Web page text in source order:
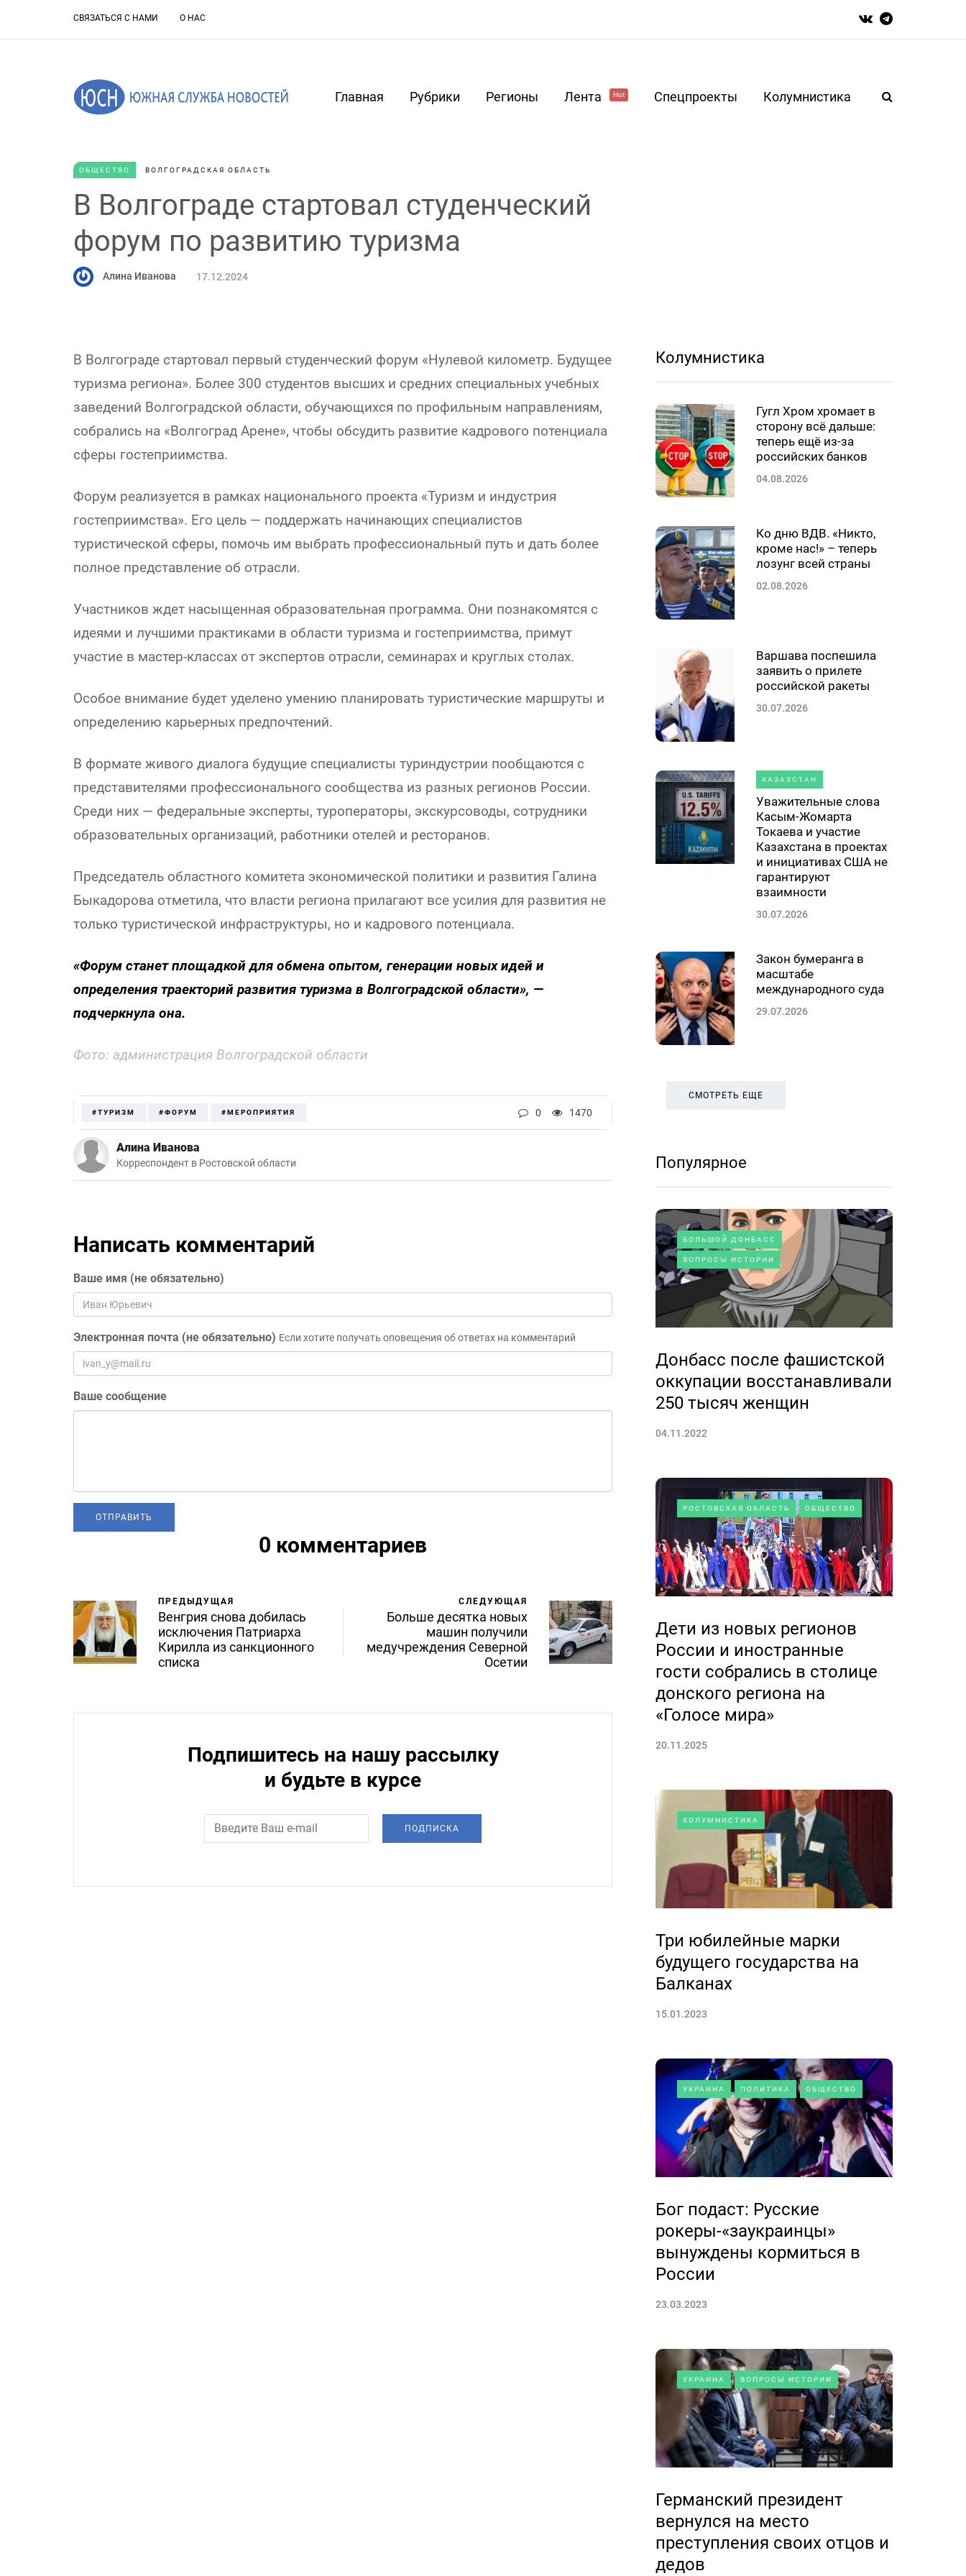
СВЯЗАТЬСЯ С НАМИ О НАС
Главная Рубрики Регионы Лента Hot Спецпроекты Колумнистика
ОБЩЕСТВО ВОЛГОГРАДСКАЯ ОБЛАСТЬ
В Волгограде стартовал студенческий
форум по развитию туризма
Алина Иванова 17.12.2024
В Волгограде стартовал первый студенческий форум «Нулевой километр. Будущее
туризма региона». Более 300 студентов высших и средних специальных учебных
заведений Волгоградской области, обучающихся по профильным направлениям,
собрались на «Волгоград Арене», чтобы обсудить развитие кадрового потенциала
сферы гостеприимства.
Форум реализуется в рамках национального проекта «Туризм и индустрия
гостеприимства». Его цель — поддержать начинающих специалистов
туристической сферы, помочь им выбрать профессиональный путь и дать более
полное представление об отрасли.
Участников ждет насыщенная образовательная программа. Они познакомятся с
идеями и лучшими практиками в области туризма и гостеприимства, примут
участие в мастер-классах от экспертов отрасли, семинарах и круглых столах.
Особое внимание будет уделено умению планировать туристические маршруты и
определению карьерных предпочтений.
В формате живого диалога будущие специалисты туриндустрии пообщаются с
представителями профессионального сообщества из разных регионов России.
Среди них — федеральные эксперты, туроператоры, экскурсоводы, сотрудники
образовательных организаций, работники отелей и ресторанов.
Председатель областного комитета экономической политики и развития Галина
Быкадорова отметила, что власти региона прилагают все усилия для развития не
только туристической инфраструктуры, но и кадрового потенциала.
«Форум станет площадкой для обмена опытом, генерации новых идей и
определения траекторий развития туризма в Волгоградской области», —
подчеркнула она.
Фото: администрация Волгоградской области
#ТУРИЗМ #ФОРУМ #МЕРОПРИЯТИЯ 0 1470
Алина Иванова
Корреспондент в Ростовской области
Написать комментарий
Ваше имя (не обязательно)
Электронная почта (не обязательно) Если хотите получать оповещения об ответах на комментарий
Ваше сообщение
0 комментариев
ПРЕДЫДУЩАЯ
Венгрия снова добилась
исключения Патриарха
Кирилла из санкционного
списка
СЛЕДУЮЩАЯ
Больше десятка новых
машин получили
медучреждения Северной
Осетии
Подпишитесь на нашу рассылку
и будьте в курсе
ПОДПИСКА
Колумнистика
Гугл Хром хромает в
сторону всё дальше:
теперь ещё из-за
российских банков
04.08.2026
Ко дню ВДВ. «Никто,
кроме нас!» – теперь
лозунг всей страны
02.08.2026
Варшава поспешила
заявить о прилете
российской ракеты
30.07.2026
КАЗАХСТАН
Уважительные слова
Касым-Жомарта
Токаева и участие
Казахстана в проектах
и инициативах США не
гарантируют
взаимности
30.07.2026
Закон бумеранга в
масштабе
международного суда
29.07.2026
СМОТРЕТЬ ЕЩЕ
Популярное
БОЛЬШОЙ ДОНБАСС
ВОПРОСЫ ИСТОРИИ
Донбасс после фашистской
оккупации восстанавливали
250 тысяч женщин
04.11.2022
РОСТОВСКАЯ ОБЛАСТЬ ОБЩЕСТВО
Дети из новых регионов
России и иностранные
гости собрались в столице
донского региона на
«Голосе мира»
20.11.2025
КОЛУМНИСТИКА
Три юбилейные марки
будущего государства на
Балканах
15.01.2023
УКРАИНА ПОЛИТИКА ОБЩЕСТВО
Бог подаст: Русские
рокеры-«заукраинцы»
вынуждены кормиться в
России
23.03.2023
УКРАИНА ВОПРОСЫ ИСТОРИИ
Германский президент
вернулся на место
преступления своих отцов и
дедов